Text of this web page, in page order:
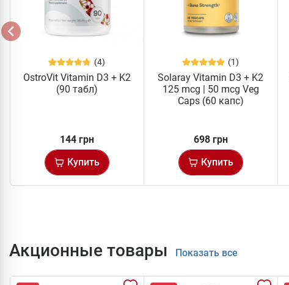
(4)
OstroVit Vitamin D3 + K2
(90 табл)
144 грн
Купить
(1)
Solaray Vitamin D3 + K2
125 mcg | 50 mcg Veg
Caps (60 капс)
698 грн
Купить
Акционные товары Показать все